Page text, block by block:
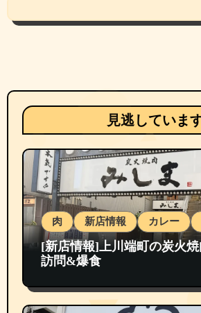
見逃していま
肉 新店情報 カレー
[新店情報]上川端町の炭火
訪問&爆食